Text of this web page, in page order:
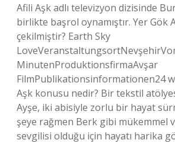
Afili Aşk adlı televizyon dizisinde
birlikte başrol oynamıştır. Yer Gök
çekilmiştir? Earth Sky
MinutenProduktionsfirmaAvşar
FilmPublikationsinformationen24
Aşk konusu nedir? Bir tekstil
Ayşe, iki abisiyle zorlu bir hayat
şeye rağmen Berk gibi mükemmel
sevgilisi olduğu için hayatı harika